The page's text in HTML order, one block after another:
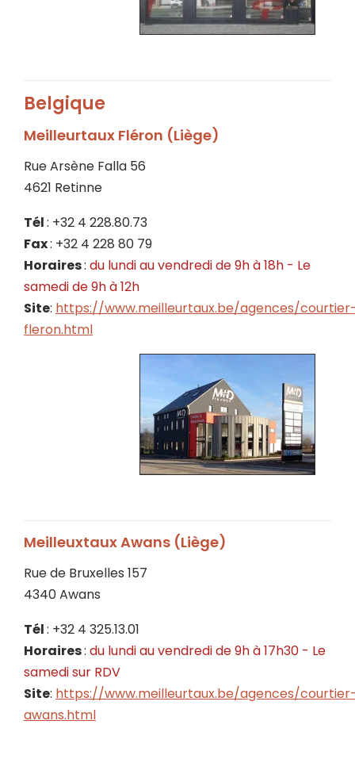
Belgique
Meilleurtaux Fléron (Liège)
Rue Arsène Falla 56
4621 Retinne
Tél: +32 4 228.80.73
Fax: +32 4 228 80 79
Horaires: du lundi au vendredi de 9h à 18h - Le
samedi de 9h à 12h
Site: https://www.meilleurtaux.be/agences/
fleron.html
Meilleuxtaux Awans (Liège)
Rue de Bruxelles 157
4340 Awans
Tél: +32 4 325.13.01
Horaires: du lundi au vendredi de 9h à 17h30 - Le
samedi sur RDV
Site: https://www.meilleurtaux.be/agences/
awans.html